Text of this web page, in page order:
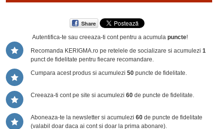
Share
Autentifica-te sau creeaza-ti contpentru a acumula puncte!
Recomanda KERIGMA.ro pe retelele de socializare si acumulezi 1
punct de fidelitate pentru fiecare recomandare.
Cumpara acest produs si acumulezi 50 puncte de fidelitate.
Creeaza-ti cont pe site si acumulezi 60 de puncte de fidelitate.
Aboneaza-te la newsletter si acumulezi 60 de puncte de fidelitate
(valabil doar daca ai cont si doar la prima abonare).